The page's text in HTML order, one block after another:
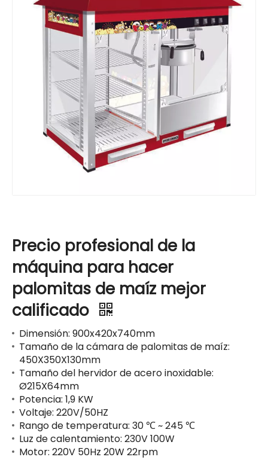
Precio profesional de la
máquina para hacer
palomitas de maíz mejor
calificado
Dimensión: 900x420x740mm
Tamaño de la cámara de palomitas de maíz:
450X350X130mm
Tamaño del hervidor de acero inoxidable:
Ø215X64mm
Potencia: 1,9 KW
Voltaje: 220V/50HZ
Rango de temperatura: 30 ℃ ~ 245 ℃
Luz de calentamiento: 230V 100W
Motor: 220V 50Hz 20W 22rpm